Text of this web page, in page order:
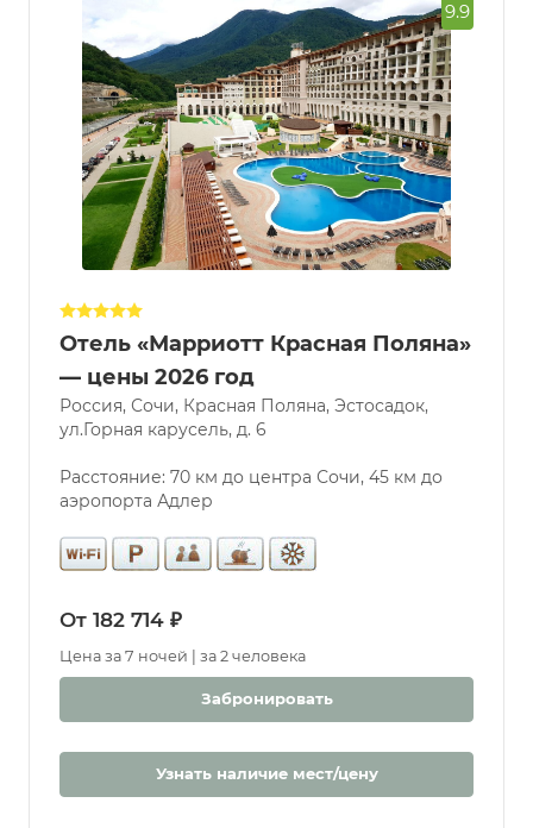
9.9
Отель «Марриотт Красная Поляна»
— цены 2026 год
Россия, Сочи, Красная Поляна, Эстосадок,
ул.Горная карусель, д. 6
Расстояние: 70 км до центра Сочи, 45 км до
аэропорта Адлер
От 182 714 ₽
Цена за 7 ночей | за 2 человека
Забронировать
Узнать наличие мест/цену